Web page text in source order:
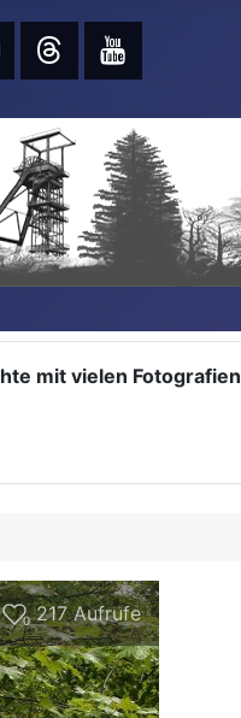
mit vielen Fotografien
0 217Aufrufe